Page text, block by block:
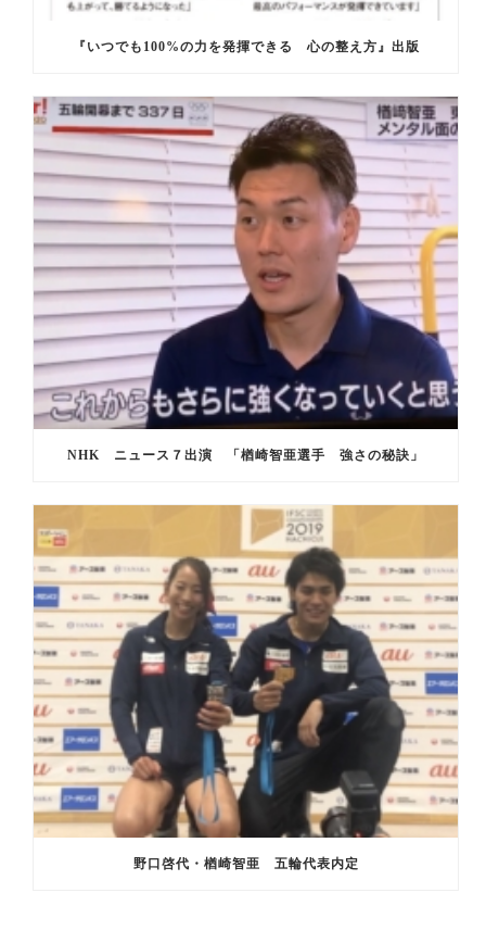
『いつでも100%の力を発揮できる 心の整え方』出版
NHK ニュース７出演 「楢崎智亜選手 強さの秘訣」
野口啓代・楢崎智亜 五輪代表内定